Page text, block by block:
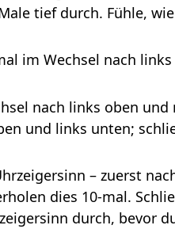
tief durch. Fühle,
im Wechsel nach
nach links oben
und links unten;
– zuerst
dies 10-mal.
durch, bevor